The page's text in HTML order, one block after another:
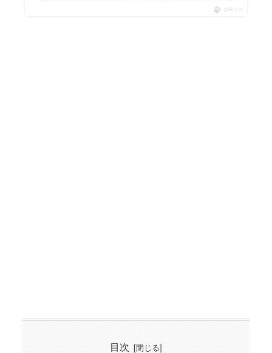
ポチップ
目次